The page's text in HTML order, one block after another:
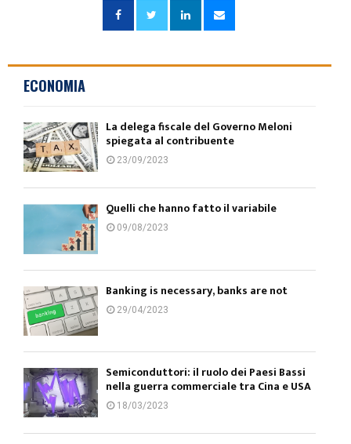
ECONOMIA
La delega fiscale del Governo Meloni
spiegata al contribuente
23/09/2023
Quelli che hanno fatto il variabile
09/08/2023
Banking is necessary, banks are not
29/04/2023
Semiconduttori: il ruolo dei Paesi Bassi
nella guerra commerciale tra Cina e USA
18/03/2023